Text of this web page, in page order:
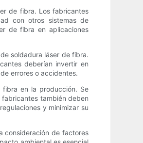
de fibra. Los fabricantes
con otros sistemas de
de fibra en aplicaciones
soldadura láser de fibra.
deberían invertir en
errores o accidentes.
fibra en la producción. Se
también deben
y minimizar su
consideración de factores